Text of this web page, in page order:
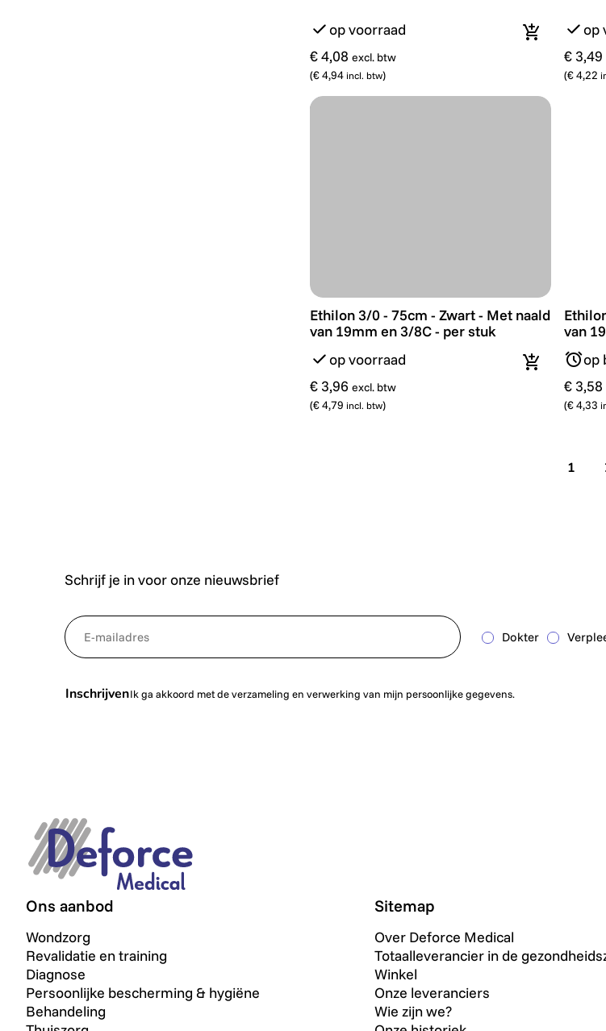
op voorraad
€ 4,08 excl. btw
(€ 4,94 incl. btw)
In
op
€ 3,49
(€ 4,22
Ethilon 3/0 - 75cm - Zwart - Met naald van
Ethilon 3/0 - 75cm - Zwart - Met naald
van 19mm en 3/8C - per stuk
op voorraad
€ 3,96 excl. btw
(€ 4,79 incl. btw)
In
van
op
€ 3,58
(€ 4,33
1
Schrijf je in voor onze nieuwsbrief
NewsletterEmail
Dokter
InschrijvenIk ga akkoord met de verzameling en verwerking van mijn persoonlijke gegevens.
Ons aanbod
Wondzorg
Revalidatie en training
Diagnose
Persoonlijke bescherming & hygiëne
Behandeling
Sitemap
Over Deforce Medical
Totaalleverancier in de
Winkel
Onze leveranciers
Wie zijn we?